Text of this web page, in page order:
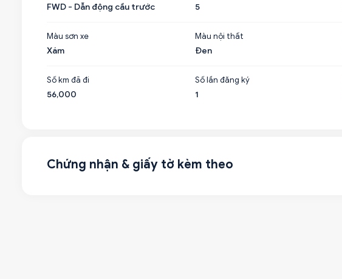
FWD - Dẫn động cầu trước
5
Màu sơn xe
Xám
Màu nội thất
Đen
Số km đã đi
56,000
Số lần đăng ký
1
Chứng nhận & giấy tờ kèm theo